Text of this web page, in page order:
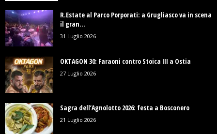
R.Estate al Parco Porporati: a Grugliasco va in scena
il gran...
31 Luglio 2026
OKTAGON 30: Faraoni contro Stoica III a Ostia
27 Luglio 2026
Sagra dell’Agnolotto 2026: festa a Bosconero
21 Luglio 2026